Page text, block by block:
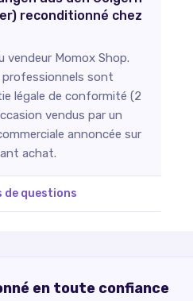
reconditionné chez
vendeur Momox Shop.
professionnels sont
légale de conformité (2
vendus par un
annoncée sur
achat.
de questions
en toute confiance